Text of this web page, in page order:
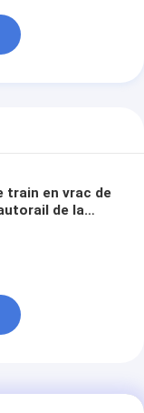
train en vrac de
de la